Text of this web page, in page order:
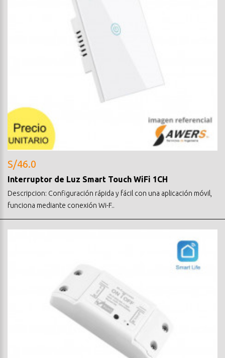
S/46.0
Interruptor de Luz Smart Touch WiFi 1CH
Descripcion: Configuración rápida y fácil con una aplicación móvil,
funciona mediante conexión Wi-F..